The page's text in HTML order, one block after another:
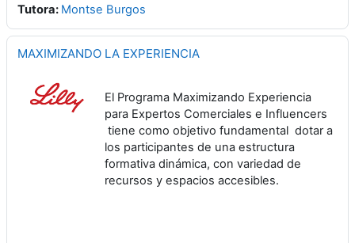
Tutora: Montse Burgos
MAXIMIZANDO LA EXPERIENCIA
El Programa Maximizando Experiencia
para Expertos Comerciales e Influencers
tiene como objetivo fundamental dotar a
los participantes de una estructura
formativa dinámica, con variedad de
recursos y espacios accesibles.